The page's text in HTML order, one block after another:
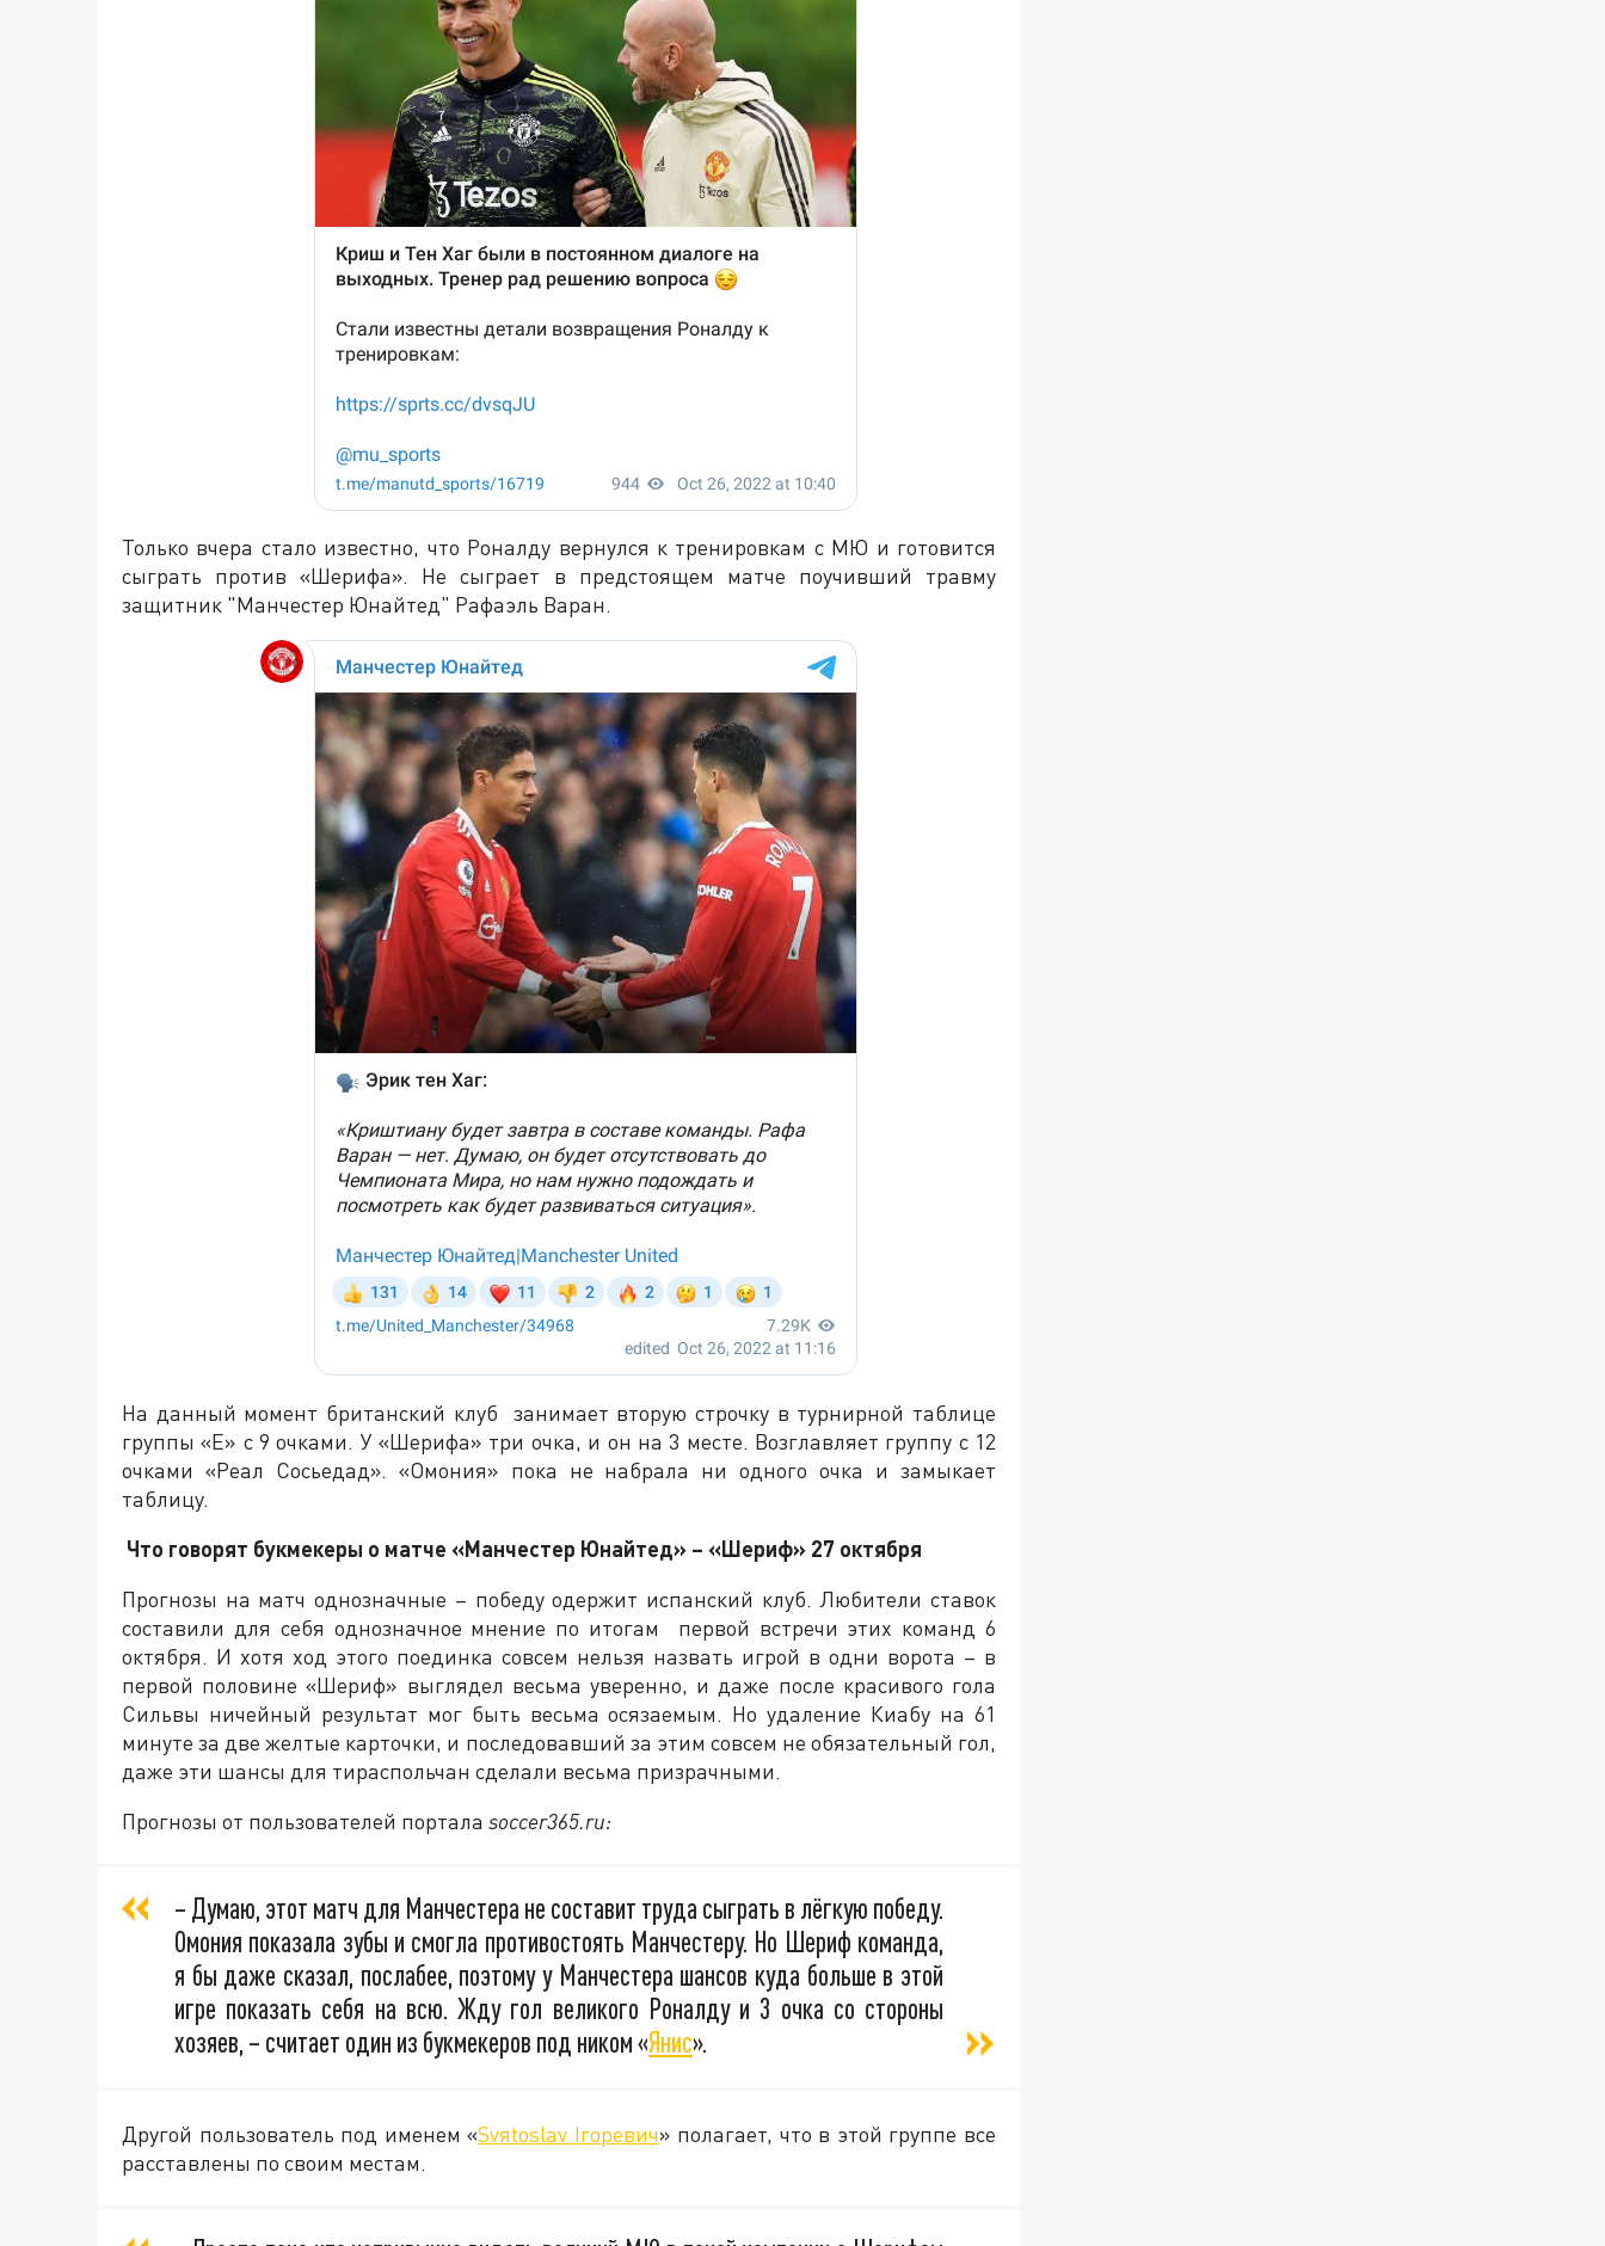
Только вчера стало известно, что Роналду вернулся к тренировкам с МЮ и готовится
сыграть против «Шерифа». Не сыграет в предстоящем матче поучивший травму
защитник "Манчестер Юнайтед" Рафаэль Варан.
На данный момент британский клуб занимает вторую строчку в турнирной таблице
группы «Е» с 9 очками. У «Шерифа» три очка, и он на 3 месте. Возглавляет группу с 12
очками «Реал Сосьедад». «Омония» пока не набрала ни одного очка и замыкает
таблицу.
Что говорят букмекеры о матче «Манчестер Юнайтед» – «Шериф» 27 октября
Прогнозы на матч однозначные – победу одержит испанский клуб. Любители ставок
составили для себя однозначное мнение по итогам первой встречи этих команд 6
октября. И хотя ход этого поединка совсем нельзя назвать игрой в одни ворота – в
первой половине «Шериф» выглядел весьма уверенно, и даже после красивого гола
Сильвы ничейный результат мог быть весьма осязаемым. Но удаление Киабу на 61
минуте за две желтые карточки, и последовавший за этим совсем не обязательный гол,
даже эти шансы для тираспольчан сделали весьма призрачными.
Прогнозы от пользователей портала soccer365.ru:
– Думаю, этот матч для Манчестера не составит труда сыграть в лёгкую победу.
Омония показала зубы и смогла противостоять Манчестеру. Но Шериф команда,
я бы даже сказал, послабее, поэтому у Манчестера шансов куда больше в этой
игре показать себя на всю. Жду гол великого Роналду и 3 очка со стороны
хозяев, – считает один из букмекеров под ником «Янис».
Другой пользователь под именем «Svяtoslav Iгоревич» полагает, что в этой группе все
расставлены по своим местам.